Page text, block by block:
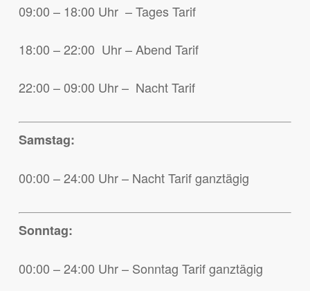
09:00 – 18:00 Uhr – Tages Tarif
18:00 – 22:00 Uhr – Abend Tarif
22:00 – 09:00 Uhr – Nacht Tarif
Samstag:
00:00 – 24:00 Uhr – Nacht Tarif ganztägig
Sonntag:
00:00 – 24:00 Uhr – Sonntag Tarif ganztägig